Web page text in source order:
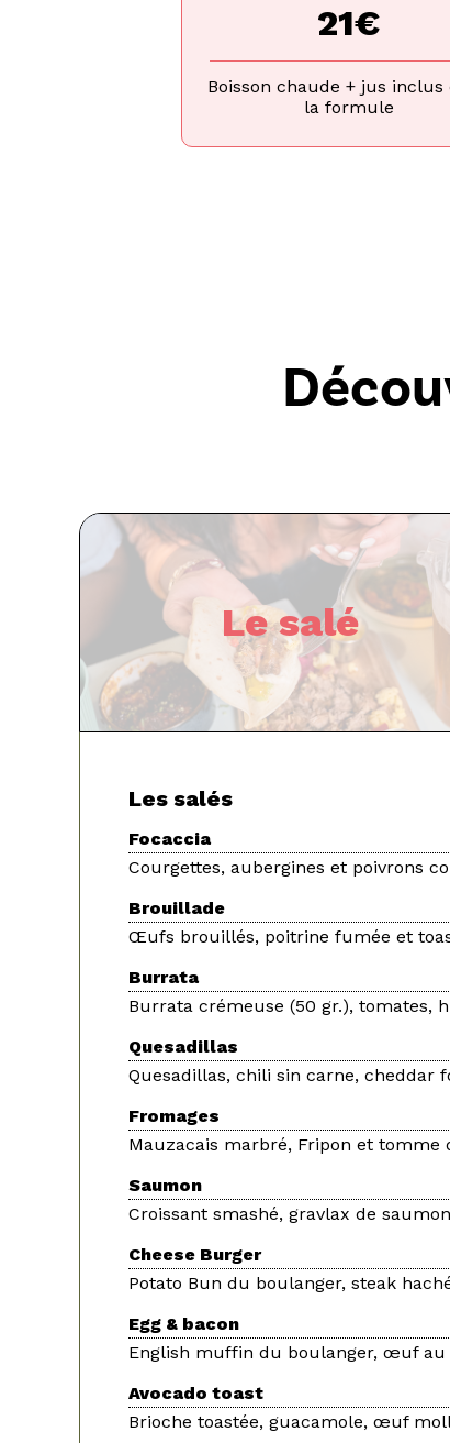
21€
Boisson chaude + jus inclus
la formule
Le salé
Les salés
Focaccia
Courgettes, aubergines et poivrons
Brouillade
Œufs brouillés, poitrine fumée et
Burrata
Burrata crémeuse (50 gr.), tomates,
Quesadillas
Quesadillas, chili sin carne, cheddar
Fromages
Mauzacais marbré, Fripon et tomme
Saumon
Croissant smashé, gravlax de
Cheese Burger
Potato Bun du boulanger, steak
Egg & bacon
English muffin du boulanger, œuf au
Avocado toast
Brioche toastée, guacamole, œuf